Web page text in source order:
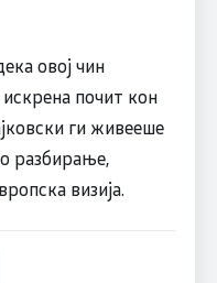
овој чин
почит кон
ги живееше
разбирање,
визија.